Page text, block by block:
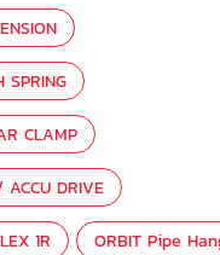
SPRING
CLAMP
DRIVE
1R ORBIT Pipe